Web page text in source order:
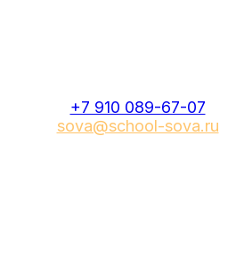
+7 910 089-67-07
sova@school-sova.ru